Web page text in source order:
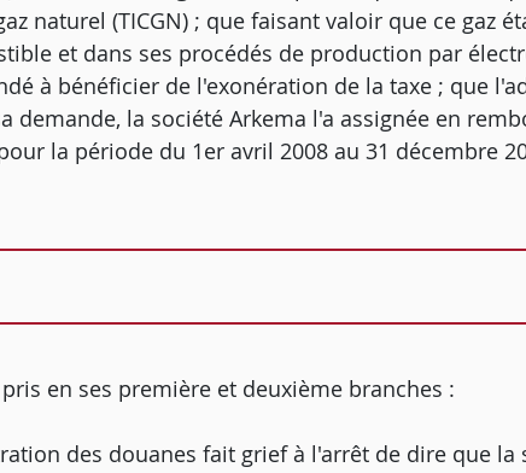
naturel (TICGN) ; que faisant valoir que ce gaz
et dans ses procédés de production par
à bénéficier de l'exonération de la taxe ; que
demande, la société Arkema l'a assignée en
la période du 1er avril 2008 au 31 décembre
en ses première et deuxième branches :
des douanes fait grief à l'arrêt de dire que la